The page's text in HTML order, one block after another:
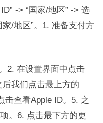
-> “国家/地区” -> 选
家/地区”。1. 准备支付方
2. 在设置界面中点击
我们点击最上方的
击查看Apple ID。5. 之
。6. 点击最下方的更